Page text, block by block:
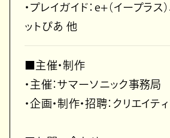
・プレイガイド：e+（イープラス
ットぴあ 他
■主催・制作
・主催：サマーソニック事務局
・企画・制作・招聘：クリエイテ